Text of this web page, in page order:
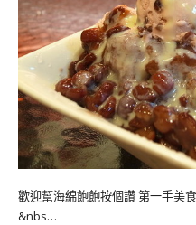
歡迎幫海綿飽飽按個讚 第一手
&nbs…